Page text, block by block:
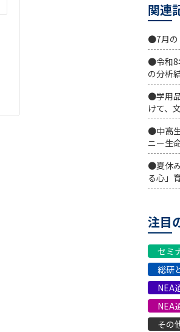
関連
●7月の
●令和8
の分析
●学用
けて、
●中高
ニー生
●夏休
る心」
注目
セミ
総研
NEA
NEA
その